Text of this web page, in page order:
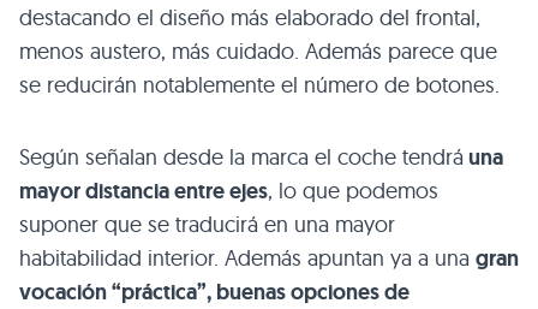
destacando el diseño más elaborado del frontal,
menos austero, más cuidado. Además parece que
se reducirán notablemente el número de botones.
Según señalan desde la marca el coche tendrá una
mayor distancia entre ejes, lo que podemos
suponer que se traducirá en una mayor
habitabilidad interior. Además apuntan ya a una gran
vocación “práctica”, buenas opciones de